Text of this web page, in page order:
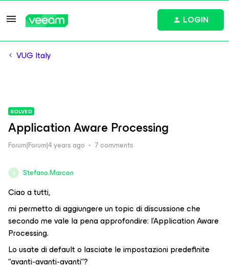
LOGIN
VUG Italy
SOLVED
Application Aware Processing
Forum|Forum|4 years ago 7 comments
S Stefano.Marcon
Ciao a tutti,
mi permetto di aggiungere un topic di discussione che
secondo me vale la pena approfondire: l’Application Aware
Processing.
Lo usate di default o lasciate le impostazioni predefinite
“avanti-avanti-avanti”?